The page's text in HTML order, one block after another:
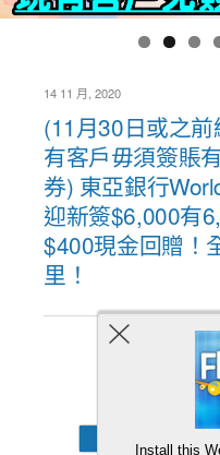
14 11 月, 2020
(11月30日或之
有客戶毋須簽賬
券) 東亞銀行
迎新簽$6,000有
$400現金回贈！
里！
Install this